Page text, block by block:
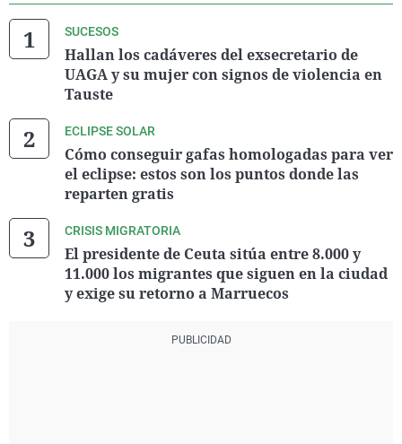
SUCESOS
Hallan los cadáveres del exsecretario de
UAGA y su mujer con signos de violencia en
Tauste
ECLIPSE SOLAR
Cómo conseguir gafas homologadas para ver
el eclipse: estos son los puntos donde las
reparten gratis
CRISIS MIGRATORIA
El presidente de Ceuta sitúa entre 8.000 y
11.000 los migrantes que siguen en la ciudad
y exige su retorno a Marruecos